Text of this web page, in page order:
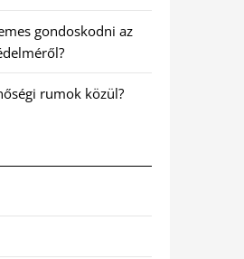
gondoskodni az
rumok közül?